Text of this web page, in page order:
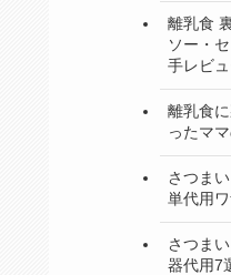
離乳食
ソー・
手レビュ
離乳食
ったマ
さつま
単代用
さつま
器代用7